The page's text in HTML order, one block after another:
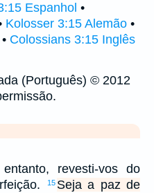
Espanhol •
Kolosser 3:15 Alemão •
• Colossians 3:15 Inglês
(Português) © 2012
revesti-vos do
15 Seja a paz de